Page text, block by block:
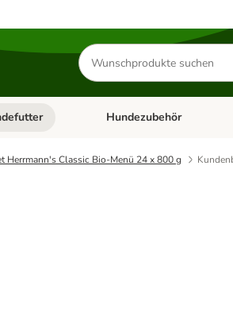
Produkte
suchen
Menü öffnen: Katzenzubehör
Kategorie-Menü öffnen:
Hundezubehör
Herrmann's Classic Bio-Menü 24 x 800 g